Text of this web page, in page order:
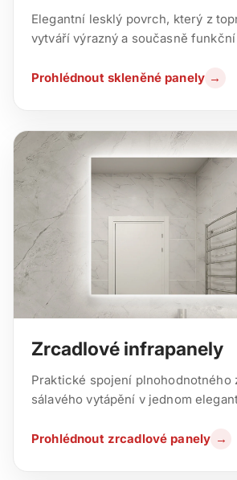
Elegantní lesklý povrch, který z
vytváří výrazný a současně
Prohlédnout skleněné panely →
Zrcadlové infrapanely
Praktické spojení plnohodnotného
sálavého vytápění v jednom
Prohlédnout zrcadlové panely →